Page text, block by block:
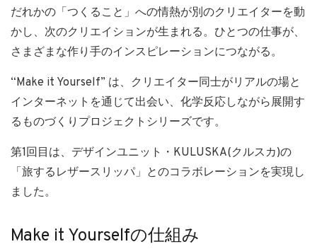
だれかの「つくること」への情熱が別のクリエイターを動
かし、次のクリエイションが生まれる。ひとつの仕事が、
さまざまな作り手のインスピレーションにつながる。
“Make it Yourself” は、クリエイター同士がリアルの場と
インターネットを通じて出会い、化学反応しながら展開す
るものづくりプロジェクトシリーズです。
第1回目は、デザインユニット・KULUSKA(クルスカ)の
「旅するレザースリッパ」とのコラボレーションを実現し
ました。
Make it Yourselfの仕組み